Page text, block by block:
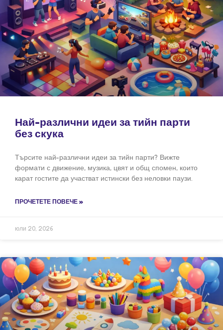
Най-различни идеи за тийн парти
без скука
Търсите най-различни идеи за тийн парти? Вижте
формати с движение, музика, цвят и общ спомен, които
карат гостите да участват истински без неловки паузи.
ПРОЧЕТЕТЕ ПОВЕЧЕ »
юли 20, 2026